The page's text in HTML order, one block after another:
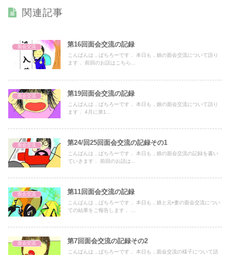
関連記事
面会交流 第16回面会交流の記録
こんばんは，ぱちろーです． 本日も，娘の面会交流について語り
ます． 前回のお話はこちら...
面会交流 第19回面会交流の記録
こんばんは，ぱちろーです． 本日も，娘の面会交流について語り
ます． 4月に第1...
面会交流 第24/回25回面会交流の記録その1
こんばんは，ぱちろーです． 本日も，娘の面会交流の記録を書い
ていきます． 前回のお話は...
面会交流 第11回面会交流の記録
こんばんは，ぱちろーです． 本日も，娘と元•妻の面会交流につい
ての結果をご報告します． ...
面会交流 第7回面会交流の記録その2
こんばんは，ぱちろーです． 本日も，面会交流の様子について語